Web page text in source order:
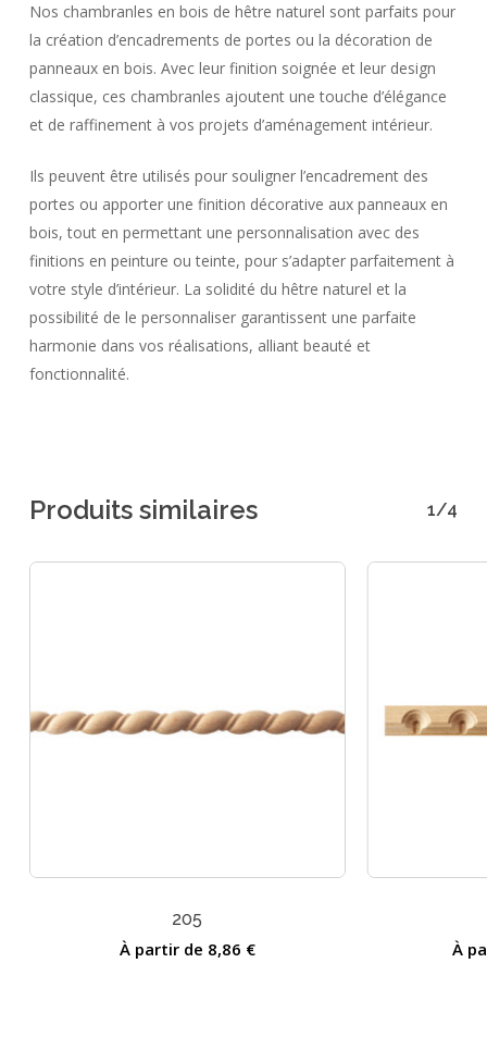
Nos chambranles en bois de hêtre naturel sont parfaits pour
la création d’encadrements de portes ou la décoration de
panneaux en bois. Avec leur finition soignée et leur design
classique, ces chambranles ajoutent une touche d’élégance
et de raffinement à vos projets d’aménagement intérieur.
Ils peuvent être utilisés pour souligner l’encadrement des
portes ou apporter une finition décorative aux panneaux en
bois, tout en permettant une personnalisation avec des
finitions en peinture ou teinte, pour s’adapter parfaitement à
votre style d’intérieur. La solidité du hêtre naturel et la
possibilité de le personnaliser garantissent une parfaite
harmonie dans vos réalisations, alliant beauté et
fonctionnalité.
Produits similaires 1/4
205
À partir de 8,86 € À